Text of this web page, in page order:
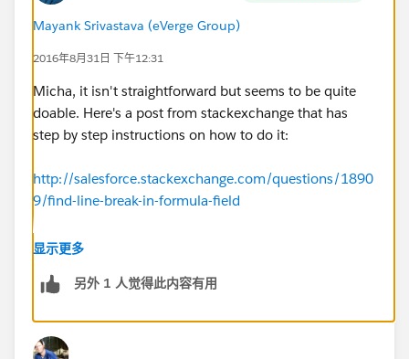
Mayank Srivastava (eVerge Group)
2016年8月31日 下午12:31
Micha, it isn't straightforward but seems to be quite
doable. Here's a post from stackexchange that has
step by step instructions on how to do it:
http://salesforce.stackexchange.com/questions/1890
9/find-line-break-in-formula-field
Related blog post:
https://tdd.instawiki.com/display/SF/aiEasyLabel
显示更多
另外 1 人觉得此内容有用